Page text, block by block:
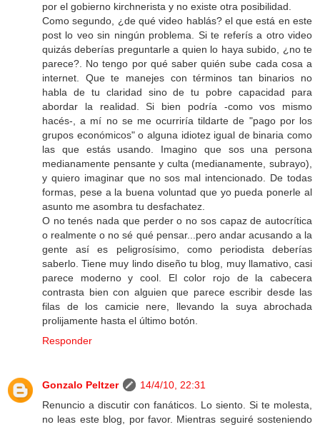
por el gobierno kirchnerista y no existe otra posibilidad.
Como segundo, ¿de qué video hablás? el que está en este
post lo veo sin ningún problema. Si te referís a otro video
quizás deberías preguntarle a quien lo haya subido, ¿no te
parece?. No tengo por qué saber quién sube cada cosa a
internet. Que te manejes con términos tan binarios no
habla de tu claridad sino de tu pobre capacidad para
abordar la realidad. Si bien podría -como vos mismo
hacés-, a mí no se me ocurriría tildarte de "pago por los
grupos económicos" o alguna idiotez igual de binaria como
las que estás usando. Imagino que sos una persona
medianamente pensante y culta (medianamente, subrayo),
y quiero imaginar que no sos mal intencionado. De todas
formas, pese a la buena voluntad que yo pueda ponerle al
asunto me asombra tu desfachatez.
O no tenés nada que perder o no sos capaz de autocrítica
o realmente o no sé qué pensar...pero andar acusando a la
gente así es peligrosísimo, como periodista deberías
saberlo. Tiene muy lindo diseño tu blog, muy llamativo, casi
parece moderno y cool. El color rojo de la cabecera
contrasta bien con alguien que parece escribir desde las
filas de los camicie nere, llevando la suya abrochada
prolijamente hasta el último botón.
Responder
Gonzalo Peltzer
14/4/10, 22:31
Renuncio a discutir con fanáticos. Lo siento. Si te molesta,
no leas este blog, por favor. Mientras seguiré sosteniendo